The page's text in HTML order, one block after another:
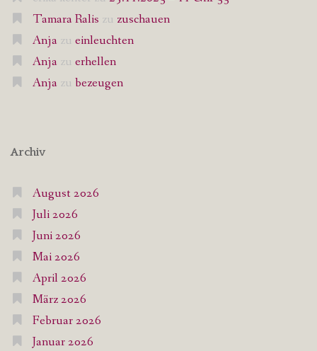
Tamara Ralis zu zuschauen
Anja zu einleuchten
Anja zu erhellen
Anja zu bezeugen
Archiv
August 2026
Juli 2026
Juni 2026
Mai 2026
April 2026
März 2026
Februar 2026
Januar 2026